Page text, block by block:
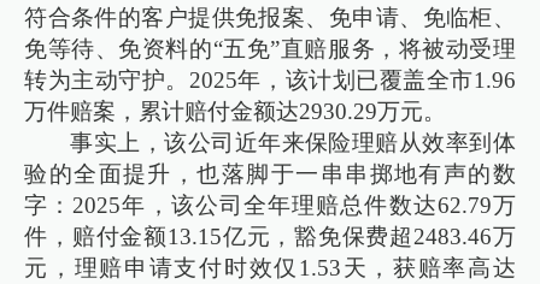
符合条件的客户提供免报案、免申请、免临柜、
免等待、免资料的“五免”直赔服务，将被动受理
转为主动守护。2025年，该计划已覆盖全市1.96
万件赔案，累计赔付金额达2930.29万元。
事实上，该公司近年来保险理赔从效率到体
验的全面提升，也落脚于一串串掷地有声的数
字：2025年，该公司全年理赔总件数达62.79万
件，赔付金额13.15亿元，豁免保费超2483.46万
元，理赔申请支付时效仅1.53天，获赔率高达